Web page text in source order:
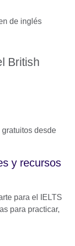
British
y recursos
para el IELTS
para practicar,